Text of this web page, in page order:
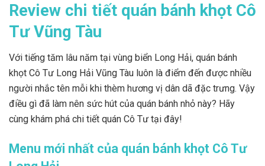
Review chi tiết quán bánh khọt Cô
TưVũng Tàu
Với tiếng tăm lâu năm tại vùng biển Long Hải, quán bánh
khọt Cô Tư Long Hải Vũng Tàu luôn là điểm đến được nhiều
người nhắc tên mỗi khi thèm hương vị dân dã đặc trưng. Vậy
điều gì đã làm nên sức hút của quán bánh nhỏ này? Hãy
cùng khám phá chi tiết quán Cô Tư tại đây!
Menu mới nhất của quán bánh khọt Cô Tư